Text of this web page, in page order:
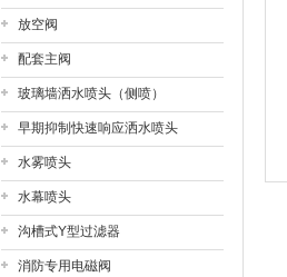
放空阀
配套主阀
玻璃墙洒水喷头（侧喷）
早期抑制快速响应洒水喷头
水雾喷头
水幕喷头
沟槽式Y型过滤器
消防专用电磁阀